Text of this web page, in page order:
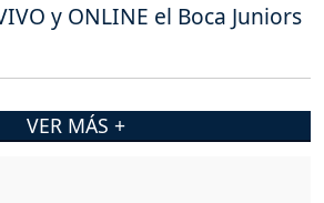
y ONLINE el Boca Juniors
VER MÁS +